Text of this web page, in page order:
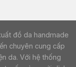
đồ da handmade
chuyên cung cấp
da. Với hệ thống